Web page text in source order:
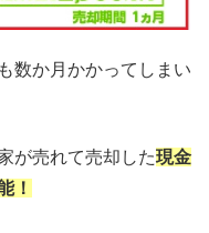
数か月かかってしまい
が売れて売却した現金
！